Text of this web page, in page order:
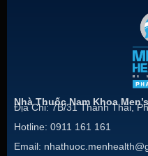
Nhà Thuốc Nam Khoa
Địa Chỉ: 7B/31 Thành Thái,
Hotline: 0911 161 161
Email: